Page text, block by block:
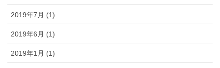
2019年7月 (1)
2019年6月 (1)
2019年1月 (1)